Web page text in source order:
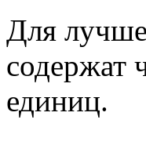
Для
содержат
единиц.